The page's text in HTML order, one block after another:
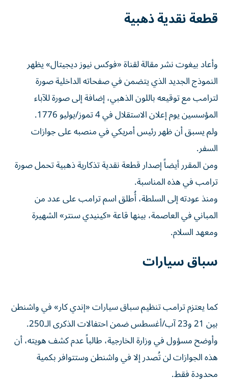
قطعة نقدية ذهبية
وأعاد بيغوت نشر مقالة لقناة «فوكس نيوز ديجيتال» يظهر
النموذج الجديد الذي يتضمن في صفحاته الداخلية صورة
لترامب مع توقيعه باللون الذهبي، إضافة إلى صورة للآباء
المؤسسين يوم إعلان الاستقلال في 4 تموز/يوليو 1776.
ولم يسبق أن ظهر رئيس أمريكي في منصبه على جوازات
السفر.
ومن المقرر أيضاً إصدار قطعة نقدية تذكارية ذهبية تحمل صورة
ترامب في هذه المناسبة.
ومنذ عودته إلى السلطة، أُطلق اسم ترامب على عدد من
المباني في العاصمة، بينها قاعة «كينيدي سنتر» الشهيرة
ومعهد السلام.
سباق سيارات
كما يعتزم ترامب تنظيم سباق سيارات «إندي كار» في واشنطن
بين 21 و23 آب/أغسطس ضمن احتفالات الذكرى الـ250.
وأوضح مسؤول في وزارة الخارجية، طالباً عدم كشف هويته، أن
هذه الجوازات لن تُصدر إلا في واشنطن وستتوافر بكمية
محدودة فقط.